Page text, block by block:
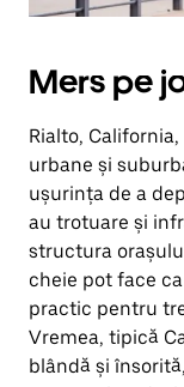
Mers pe
Rialto,
urbane și
ușurința de a
au trotuare și
structura
cheie pot face
practic pentru
Vremea, tipică
blândă și